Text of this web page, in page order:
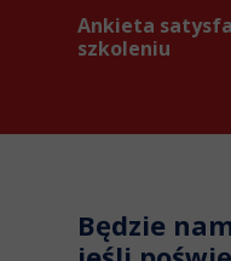
Ankieta
szkoleniu
Będzie